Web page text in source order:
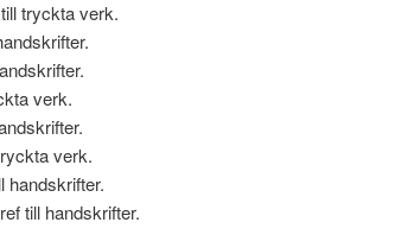
tryckta verk.
verk.
verk.
handskrifter.
till handskrifter.